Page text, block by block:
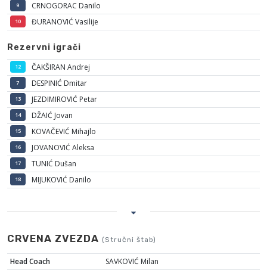
9 CRNOGORAC Danilo
10 ĐURANOVIĆ Vasilije
Rezervni igrači
12 ČAKŠIRAN Andrej
7 DESPINIĆ Dmitar
13 JEZDIMIROVIĆ Petar
14 DŽAIĆ Jovan
15 KOVAČEVIĆ Mihajlo
16 JOVANOVIĆ Aleksa
17 TUNIĆ Dušan
18 MIJUKOVIĆ Danilo
CRVENA ZVEZDA (Stručni štab)
Head Coach SAVKOVIĆ Milan